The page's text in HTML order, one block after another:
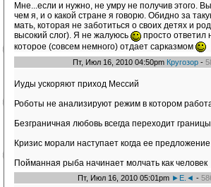
Мне...если и нужно, не умру не получив этого.
чем я, и о какой стране я говорю. Обидно за
мать, которая не заботиться о своих детях и
высокий слог). Я не жалуюсь
просто
которое (совсем немного) отдает сарказмом
Пт, Июл 16, 2010 04:50pm Кругозор -
Иуды ускоряют приход Мессий
Роботы не анализируют режим в котором
Безграничная любовь всегда переходит границы
Кризис морали наступает когда ее
Пойманнaя рыба начинает молчать как человек
Пт, Июл 16, 2010 05:01pm ►E.◄ -